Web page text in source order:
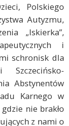
Polskiego
Autyzmu,
„Iskierka”,
i
schronisk dla
Szczecińsko-
Abstynentów
Karnego w
nie brakło
z nami o